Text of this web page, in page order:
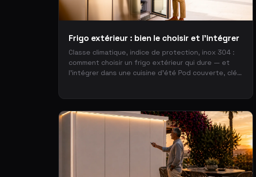
Frigo extérieur : bien le choisir et l'intégrer
Classe climatique, indice de protection, inox 304 :
comment choisir un frigo extérieur qui dure — et
l'intégrer dans une cuisine d'été Pod couverte, clé